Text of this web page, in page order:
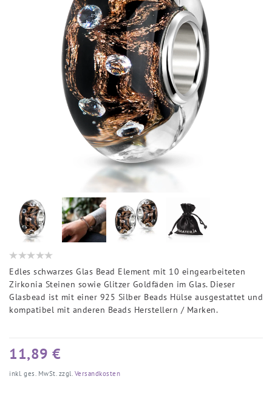
Edles schwarzes Glas Bead Element mit 10 eingearbeiteten
Zirkonia Steinen sowie Glitzer Goldfäden im Glas. Dieser
Glasbead ist mit einer 925 Silber Beads Hülse ausgestattet und
kompatibel mit anderen Beads Herstellern / Marken.
11,89 €
inkl. ges. MwSt. zzgl. Versandkosten